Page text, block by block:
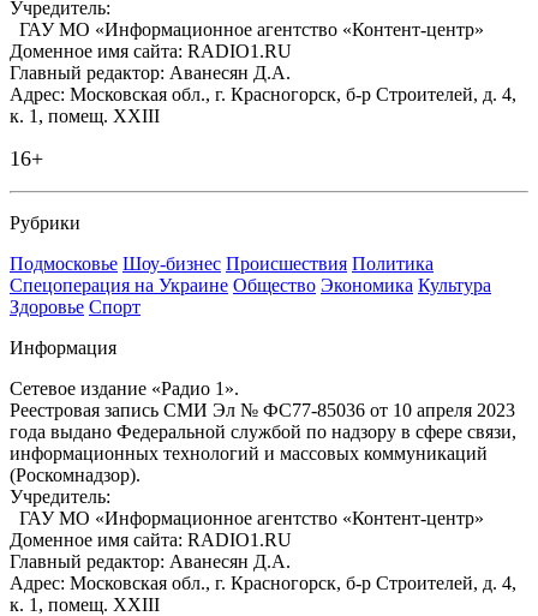
Учредитель:
ГАУ МО «Информационное агентство «Контент-центр»
Доменное имя сайта: RADIO1.RU
Главный редактор: Аванесян Д.А.
Адрес: Московская обл., г. Красногорск, б-р Строителей, д. 4,
к. 1, помещ. XXIII
16+
Рубрики
Подмосковье Шоу-бизнес Происшествия Политика
Спецоперация на Украине Общество Экономика Культура
Здоровье Спорт
Информация
Сетевое издание «Радио 1».
Реестровая запись СМИ Эл № ФС77-85036 от 10 апреля 2023
года выдано Федеральной службой по надзору в сфере связи,
информационных технологий и массовых коммуникаций
(Роскомнадзор).
Учредитель:
ГАУ МО «Информационное агентство «Контент-центр»
Доменное имя сайта: RADIO1.RU
Главный редактор: Аванесян Д.А.
Адрес: Московская обл., г. Красногорск, б-р Строителей, д. 4,
к. 1, помещ. XXIII